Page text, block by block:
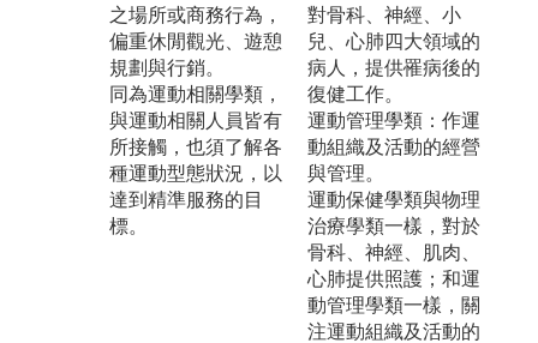
之場所或商務行為，
偏重休閒觀光、遊憩
規劃與行銷。
同為運動相關學類，
與運動相關人員皆有
所接觸，也須了解各
種運動型態狀況，以
達到精準服務的目
標。
對骨科、神經、小
兒、心肺四大領域的
病人，提供罹病後的
復健工作。
運動管理學類：作運
動組織及活動的經營
與管理。
運動保健學類與物理
治療學類一樣，對於
骨科、神經、肌肉、
心肺提供照護；和運
動管理學類一樣，關
注運動組織及活動的